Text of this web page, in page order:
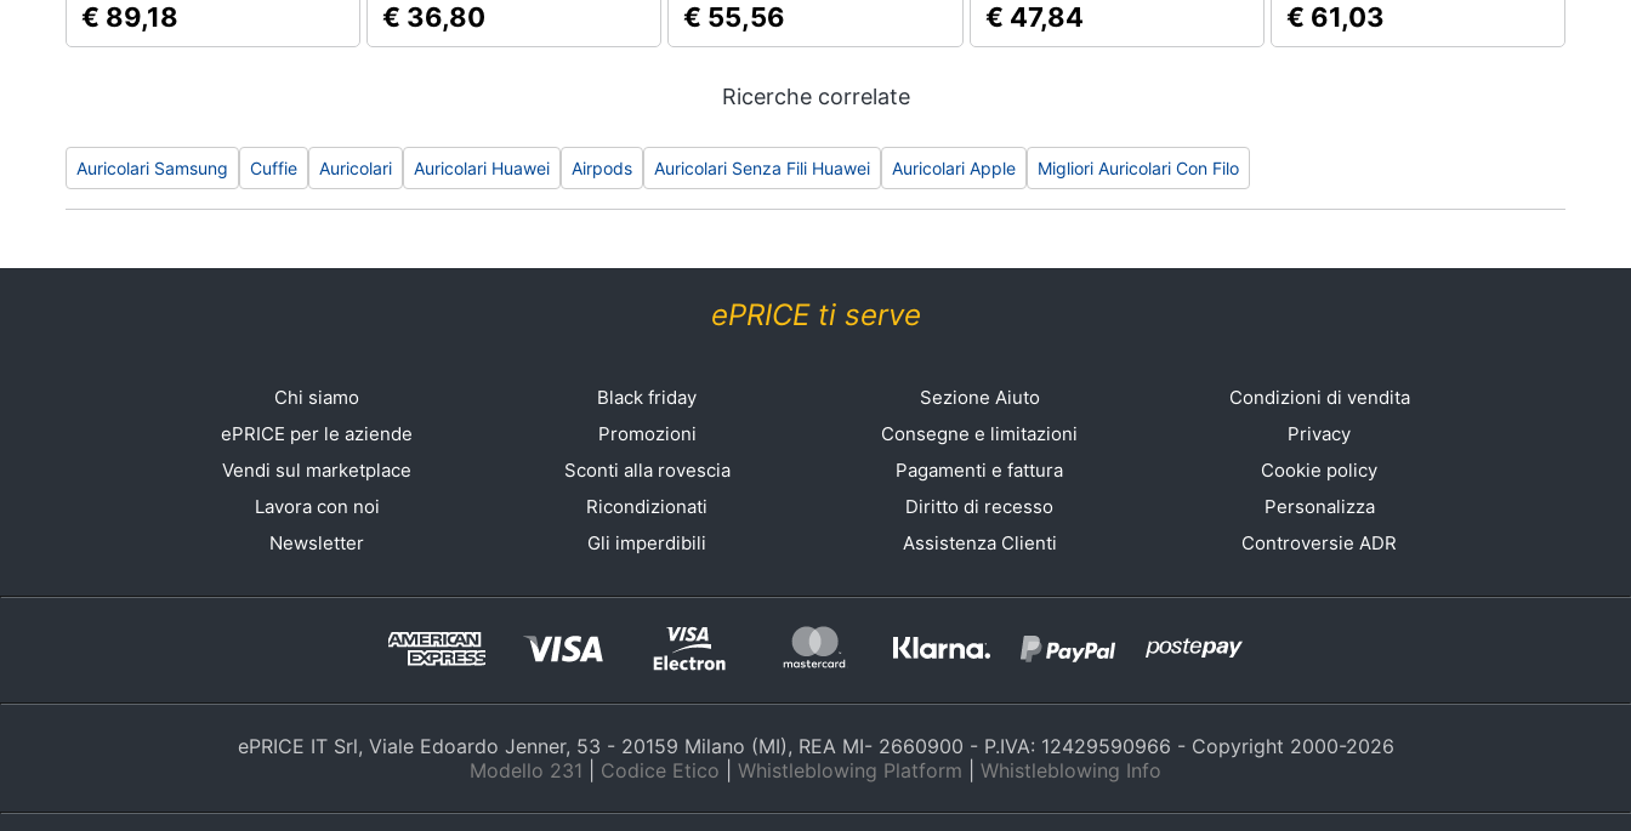
Promozioni
€ 89,18 € 36,80
Guhcp13lpsasbpu
(guhcp13lpsasbpu)
€ 55,56 € 47,84
(guhcp14lhg4shp)
€ 61,03
Ricerche correlate
Auricolari Samsung Cuffie Auricolari Auricolari Huawei Airpods Auricolari Senza Fili Huawei Auricolari Apple Migliori Auricolari Con Filo
ePRICE ti serve
Chi siamo
ePRICE per le aziende
Vendi sul marketplace
Lavora con noi
Newsletter
Black friday
Promozioni
Sconti alla rovescia
Ricondizionati
Gli imperdibili
Sezione Aiuto
Consegne e limitazioni
Pagamenti e fattura
Diritto di recesso
Assistenza Clienti
Condizioni di vendita
Privacy
Cookie policy
Personalizza
Controversie ADR
ePRICE IT Srl, Viale Edoardo Jenner, 53 - 20159 Milano (MI), REA MI- 2660900 - P.IVA: 12429590966 - Copyright 2000-2026
Modello 231
Codice Etico Whistleblowing Platform Whistleblowing Info